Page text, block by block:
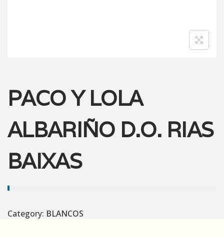
PACO Y LOLA
ALBARIÑO D.O. RIAS
BAIXAS
Category: BLANCOS